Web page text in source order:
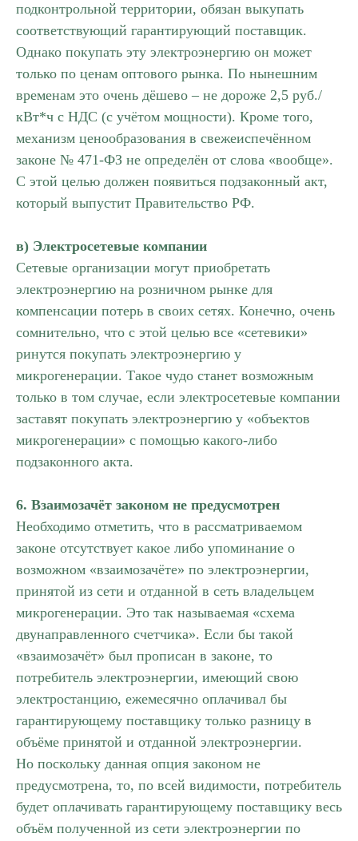
подконтрольной территории, обязан выкупать
соответствующий гарантирующий поставщик.
Однако покупать эту электроэнергию он может
только по ценам оптового рынка. По нынешним
временам это очень дёшево – не дороже 2,5 руб./
кВт*ч с НДС (с учётом мощности). Кроме того,
механизм ценообразования в свежеиспечённом
законе № 471-ФЗ не определён от слова «вообще».
С этой целью должен появиться подзаконный акт,
который выпустит Правительство РФ.
в) Электросетевые компании
Сетевые организации могут приобретать
электроэнергию на розничном рынке для
компенсации потерь в своих сетях. Конечно, очень
сомнительно, что с этой целью все «сетевики»
ринутся покупать электроэнергию у
микрогенерации. Такое чудо станет возможным
только в том случае, если электросетевые компании
заставят покупать электроэнергию у «объектов
микрогенерации» с помощью какого-либо
подзаконного акта.
6. Взаимозачёт законом не предусмотрен
Необходимо отметить, что в рассматриваемом
законе отсутствует какое либо упоминание о
возможном «взаимозачёте» по электроэнергии,
принятой из сети и отданной в сеть владельцем
микрогенерации. Это так называемая «схема
двунаправленного счетчика». Если бы такой
«взаимозачёт» был прописан в законе, то
потребитель электроэнергии, имеющий свою
электростанцию, ежемесячно оплачивал бы
гарантирующему поставщику только разницу в
объёме принятой и отданной электроэнергии.
Но поскольку данная опция законом не
предусмотрена, то, по всей видимости, потребитель
будет оплачивать гарантирующему поставщику весь
объём полученной из сети электроэнергии по